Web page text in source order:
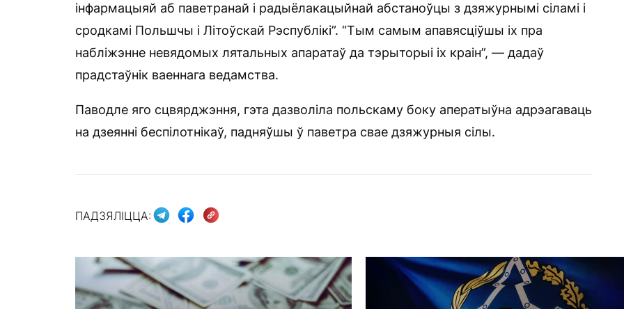
інфармацыяй аб паветранай і радыёлакацыйнай абстаноўцы з дзяжурнымі сіламі і
сродкамі Польшчы і Літоўскай Рэспублікі”. “Тым самым апавясціўшы іх пра
набліжэнне невядомых лятальных апаратаў да тэрыторыі іх краін”, — дадаў
прадстаўнік ваеннага ведамства.
Паводле яго сцвярджэння, гэта дазволіла польскаму боку аператыўна адрэагаваць
на дзеянні беспілотнікаў, падняўшы ў паветра свае дзяжурныя сілы.
ПАДЗЯЛІЦЦА: